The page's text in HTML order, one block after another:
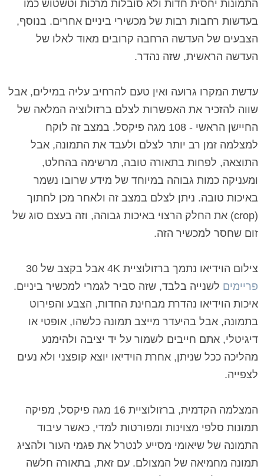
עדשת המקרו גרועה ואין טעם להרחיב עליה במילים, אבל
שווה להזכיר את האפשרות לצלם ברזולוציה המלאה של
החיישן הראשי - 108 מגה פיקסל. במצב זה לוקח
התוצאה, לפחות בתאורה טובה, מרשימה בהחלט,
ומעניקה כמות גבוהה במיוחד של מידע שרובו נשמר
באיכות טובה. ניתן לצלם במצב זה ולאחר מכן לחתוך
(crop) את החלק הרצוי באיכות גבוהה, וזה בעצם סוג של
זום שחסר למכשיר הזה.
צילום הוידיאו נתמך ברזולוציית 4K אבל בקצב של 30
פריימיםלשנייה בלבד, שזה סביר לגמרי למכשיר ביניים.
איכות הוידיאו נהדרת מבחינת החדות, הצבע והפירוט
דיגיטלי, אתם חייבים לשמור על יד יציבה ולהימנע
מהליכה ככל שניתן, אחרת הוידיאו יוצא קופצני ולא נעים
לצפייה.
המצלמה הקדמית, ברזולוציית 16 מגה פיקסל, מפיקה
תמונות סלפי מצוינות ומפורטות למדי, כאשר עיבוד
התמונה של שיאומי מסייע לנטרל את פגמי העור ולהציג
איכות הסלפי יורדת פלאים והתמונות נראות רועשות
וחסרות פירוט.
משך פעולת סוללה(10%)
8.5